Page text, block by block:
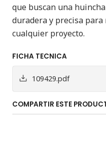
que buscan una
duradera y precisa
cualquier proyecto.
FICHA TECNICA
109429.pdf
COMPARTIR ESTE